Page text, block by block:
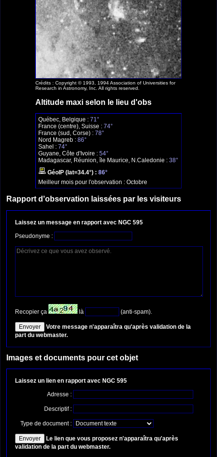
Crédits : Copyright © 1993, 1994 Association of Universities for
Research in Astronomy, Inc. All rights reserved.
Altitude maxi selon le lieu d'obs
Québec, Belgique : 71°
France (centre), Suisse : 74°
France (sud, Corse) : 78°
Nord Magreb : 86°
Sahel : 74°
Guyane, Côte d'Ivoire : 54°
Madagascar, Réunion, île Maurice, N.Caledonie : 38°
GéoIP (lat=34.4°) : 86°
Meilleur mois pour l'observation : Octobre
Rapport d'observation laissées par les visiteurs
Laissez un message en rapport avec NGC 595
Pseudonyme :
Recopier ça là (anti-spam).
Votre message n'apparaîtra qu'après validation de la
part du webmaster.
Images et documents pour cet objet
Laissez un lien en rapport avec NGC 595
Adresse :
Descriptif :
Type de document :
Le lien que vous proposez n'apparaîtra qu'après
validation de la part du webmaster.